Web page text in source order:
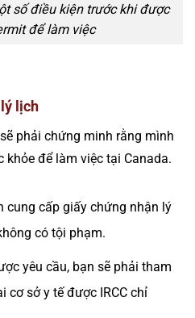
số điều kiện trước khi được
để làm việc
lịch
phải chứng minh rằng mình
khỏe để làm việc tại Canada.
cung cấp giấy chứng nhận lý
có tội phạm.
yêu cầu, bạn sẽ phải tham
cơ sở y tế được IRCC chỉ